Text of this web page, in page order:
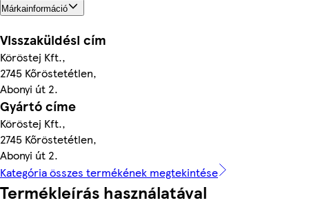
Márkainformáció
Visszaküldési cím
Köröstej Kft.,
2745 Kőröstetétlen,
Abonyi út 2.
Gyártó címe
Köröstej Kft.,
2745 Kőröstetétlen,
Abonyi út 2.
Kategória összes termékének megtekintése
Termékleírás használatával